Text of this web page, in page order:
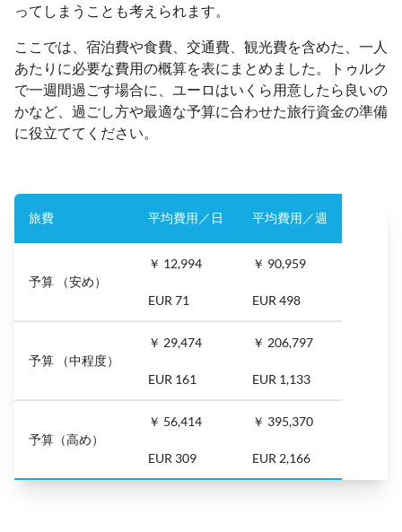
ってしまうことも考えられます。
ここでは、宿泊費や食費、交通費、観光費を含めた、一人
あたりに必要な費用の概算を表にまとめました。トゥルク
で一週間過ごす場合に、ユーロはいくら用意したら良いの
かなど、過ごし方や最適な予算に合わせた旅行資金の準備
に役立ててください。
旅費 平均費用／日 平均費用／週
予算 （安め）
￥ 12,994
EUR 71
￥ 90,959
EUR 498
予算 （中程度）
￥ 29,474
EUR 161
￥ 206,797
EUR 1,133
予算（高め）
￥ 56,414
EUR 309
￥ 395,370
EUR 2,166